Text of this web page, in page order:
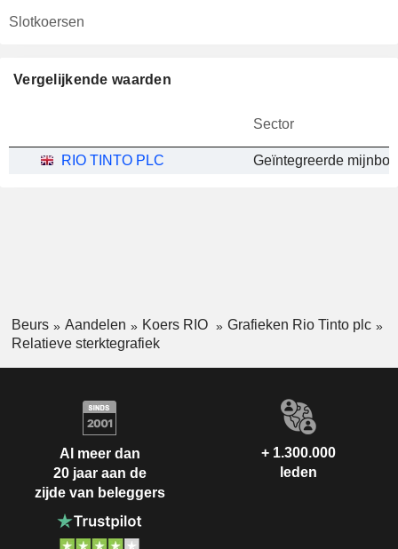
Slotkoersen
Vergelijkende waarden
Sector
RIO TINTO PLC Geïntegreerde
Beurs Aandelen Koers RIO
Grafieken Rio Tinto plc
Relatieve sterktegrafiek
Al meer dan
20 jaar aan de
zijde van beleggers
+ 1.300.000
leden